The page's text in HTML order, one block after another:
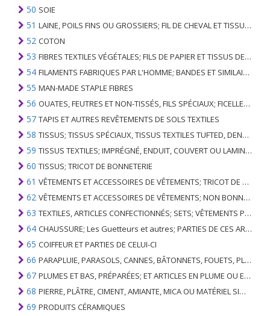
50 SOIE
51 LAINE, POILS FINS OU GROSSIERS; FIL DE CHEVAL ET TISSU TISSÉ
52 COTON
53 FIBRES TEXTILES VÉGÉTALES; FILS DE PAPIER ET TISSUS DE FILS DE PAPIER
54 FILAMENTS FABRIQUES PAR L'HOMME; BANDES ET SIMILAIRES DE MATIERES TEXTILES SYNTHETIQUES
55 MAN-MADE STAPLE FIBRES
56 OUATES, FEUTRES ET NON-TISSÉS, FILS SPÉCIAUX; FICELLES, CORDES, CORDES, CÂBLES ET ARTICLES ASSOCIÉS
57 TAPIS ET AUTRES REVÊTEMENTS DE SOLS TEXTILES
58 TISSUS; TISSUS SPÉCIAUX, TISSUS TEXTILES TUFTED, DENTELLE, TAPISSERIES, GARNITURES, BRODERIES
59 TISSUS TEXTILES; IMPRÉGNÉ, ENDUIT, COUVERT OU LAMINÉ; ARTICLES TEXTILES D'UN TYPE ADAPTÉ À L'USAGE INDUSTRIEL
60 TISSUS; TRICOT DE BONNETERIE
61 VÊTEMENTS ET ACCESSOIRES DE VÊTEMENTS; TRICOT DE BONNETERIE
62 VÊTEMENTS ET ACCESSOIRES DE VÊTEMENTS; NON BONNETERIE
63 TEXTILES, ARTICLES CONFECTIONNÉS; SETS; VÊTEMENTS PORTÉS ET ARTICLES TEXTILES USÉS; RAGS
64 CHAUSSURE; Les Guetteurs et autres; PARTIES DE CES ARTICLES
65 COIFFEUR ET PARTIES DE CELUI-CI
66 PARAPLUIE, PARASOLS, CANNES, BÂTONNETS, FOUETS, PLANTES DE CONDUITE; ET LEURS PARTIES
67 PLUMES ET BAS, PRÉPARÉES; ET ARTICLES EN PLUME OU EN BAS; FLEURS ARTIFICIELLES; ARTICLES DE CHEVEUX HUMAINS
68 PIERRE, PLÂTRE, CIMENT, AMIANTE, MICA OU MATÉRIEL SIMILAIRE; ARTICLES DE CELUI-CI
69 PRODUITS CÉRAMIQUES